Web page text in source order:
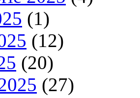
(1)
(12)
(20)
(27)